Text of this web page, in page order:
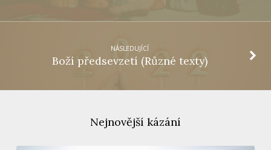
NÁSLEDUJÍCÍ
Boží předsevzetí (Různé texty)
Nejnovější kázání